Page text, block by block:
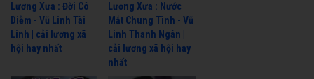
Lương Xưa : Đời Cô
Diễm - Vũ Linh Tài
Linh | cải lương xã
hội hay nhất
Lương Xưa : Nước
Mắt Chung Tình - Vũ
Linh Thanh Ngân |
cải lương xã hội hay
nhất